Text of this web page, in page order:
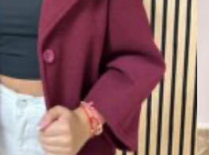
BOLSOS Y MONEDEROS
CALZADO
COMPLEMENTOS